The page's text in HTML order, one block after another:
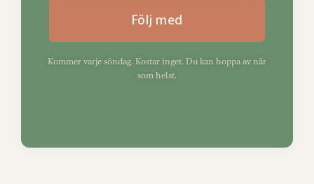
Följ med
Kommer varje söndag. Kostar inget. Du kan hoppa av när
som helst.